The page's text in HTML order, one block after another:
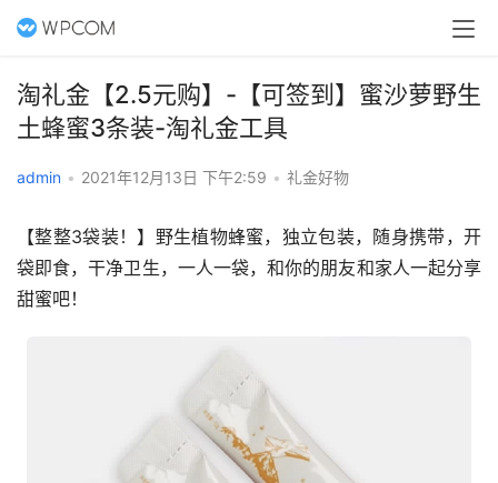
淘礼金【2.5元购】-【可签到】蜜沙萝野生
土蜂蜜3条装-淘礼金工具
admin • 2021年12月13日 下午2:59 • 礼金好物
【整整3袋装！】野生植物蜂蜜，独立包装，随身携带，开
袋即食，干净卫生，一人一袋，和你的朋友和家人一起分享
甜蜜吧！